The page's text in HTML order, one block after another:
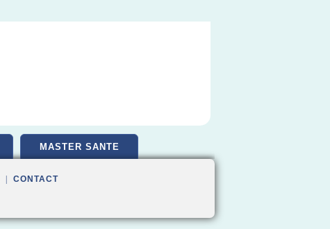
MASTER SANTE
CONTACT